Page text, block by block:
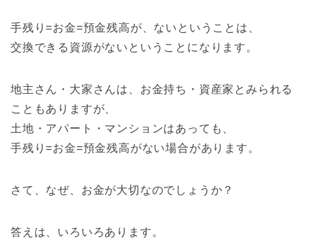
手残り=お金=預金残高が、ないということは、
交換できる資源がないということになります。
地主さん・大家さんは、お金持ち・資産家とみられる
こともありますが、
土地・アパート・マンションはあっても、
手残り=お金=預金残高がない場合があります。
さて、なぜ、お金が大切なのでしょうか？
答えは、いろいろあります。